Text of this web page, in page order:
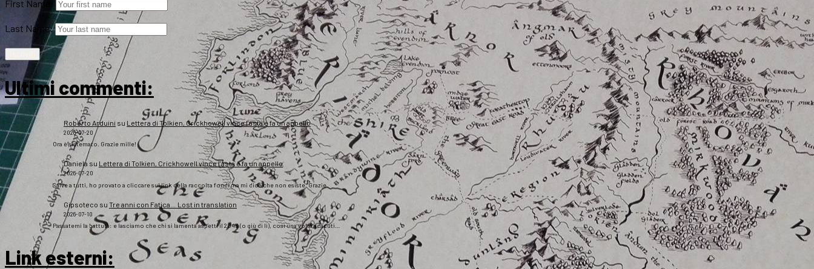
First Name:
Last Name:
Ultimi commenti:
Roberto Arduini su Lettera di Tolkien, Crickhowell vince l’asta e fa un appello
2026-07-20
Ora è sistemato. Grazie mille!
Daniela su Lettera di Tolkien, Crickhowell vince l’asta e fa un appello
2026-07-20
Salve a tutti, ho provato a cliccare sul link della raccolta fondi ma mi dice che non esiste. Grazie
Gipsoteco su Tre anni con Fatica… Lost in translation
2026-07-10
Passatemi la battuta: e lasciamo che chi si lamenta aspetti il 2043 (o giù di lì), così una volta scaduti…
Link esterni: